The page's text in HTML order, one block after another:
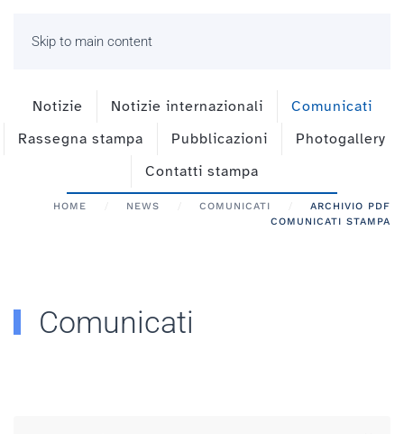
Skip to main content
Notizie Notizie internazionali
Comunicati
Rassegna stampa
Pubblicazioni
Photogallery
Contatti stampa
HOME NEWS COMUNICATI
ARCHIVIO PDF
COMUNICATI STAMPA
Comunicati